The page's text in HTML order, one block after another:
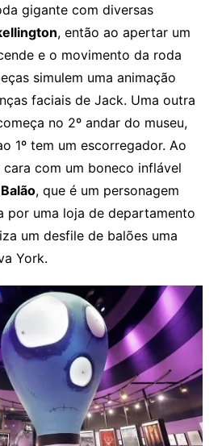
gigante com diversas
, então ao apertar um
e o movimento da roda
simulem uma animação
faciais de Jack. Uma outra
no 2º andar do museu,
1º tem um escorregador. Ao
com um boneco inflável
, que é um personagem
por uma loja de departamento
um desfile de balões uma
York.